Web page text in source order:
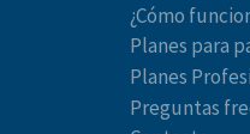
¿Cómo
Planes para
Planes
Preguntas